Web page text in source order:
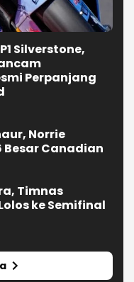
Silverstone,
Perpanjang
Norrie
Besar Canadian
Timnas
ke Semifinal